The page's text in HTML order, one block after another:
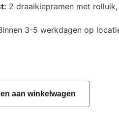
2 draaikiepramen met
3-5 werkdagen op
aan winkelwagen